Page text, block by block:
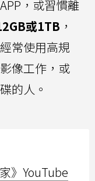
，或習慣離
或1TB ，
常使用高規
像工作，或
的人。
》YouTube